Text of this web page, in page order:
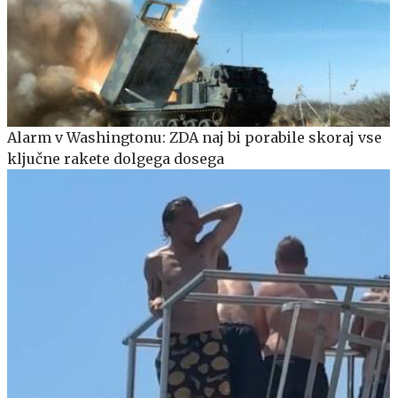
Alarm v Washingtonu: ZDA naj bi porabile skoraj vse
ključne rakete dolgega dosega